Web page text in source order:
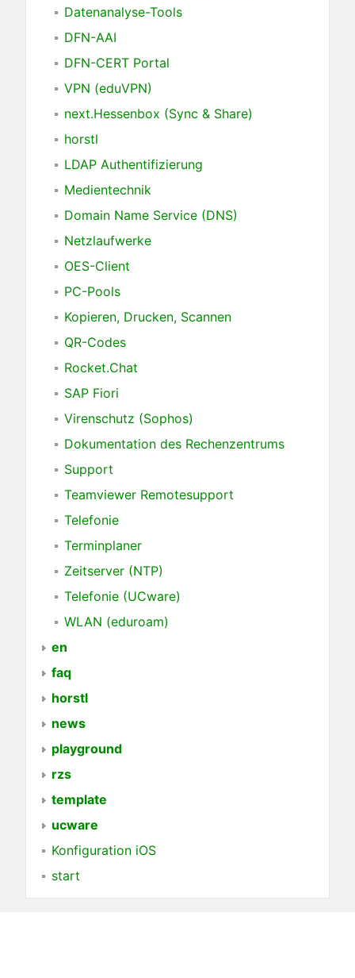
Datenanalyse-Tools
DFN-AAI
DFN-CERT Portal
VPN (eduVPN)
next.Hessenbox (Sync & Share)
horstl
LDAP Authentifizierung
Medientechnik
Domain Name Service (DNS)
Netzlaufwerke
OES-Client
PC-Pools
Kopieren, Drucken, Scannen
QR-Codes
Rocket.Chat
SAP Fiori
Virenschutz (Sophos)
Dokumentation des Rechenzentrums
Support
Teamviewer Remotesupport
Telefonie
Terminplaner
Zeitserver (NTP)
Telefonie (UCware)
WLAN (eduroam)
en
faq
horstl
news
playground
rzs
template
ucware
Konfiguration iOS
start